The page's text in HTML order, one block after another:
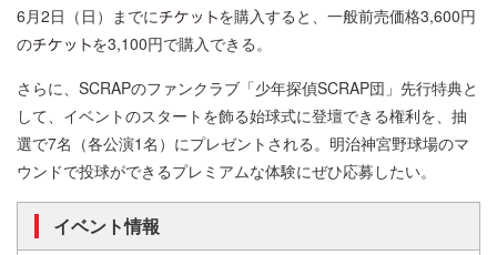
6月2日（日）までに
を購入すると、一般前売価格3,600円
の
を3,100円で購入できる。
さらに、SCRAPのファンクラブ「少年探偵SCRAP団」先行特典と
して、イベントのスタートを飾る始球式に登壇できる権利を、抽
選で7名（各公演1名）にプレゼントされる。明治神宮野球場のマ
ウンドで投球ができるプレミアムな体験にぜひ応募したい。
イベント情報